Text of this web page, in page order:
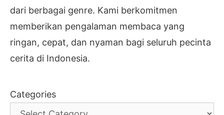
dari berbagai genre. Kami berkomitmen
memberikan pengalaman membaca yang
ringan, cepat, dan nyaman bagi seluruh pecinta
cerita di Indonesia.
Categories